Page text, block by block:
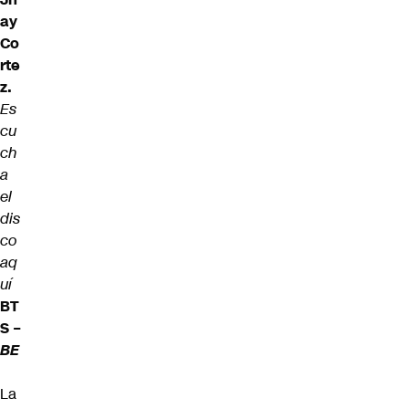
ay
Co
rte
z.
Es
cu
ch
a
el
dis
co
aq
uí
BT
S –
BE
La